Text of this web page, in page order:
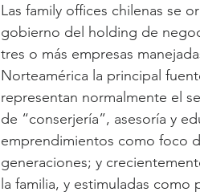
Las family offices chilenas se
gobierno del holding de
tres o más empresas
Norteamérica la principal
representan normalmente el
de “conserjería”, asesoría y
emprendimientos como foco
generaciones; y
la familia, y estimuladas